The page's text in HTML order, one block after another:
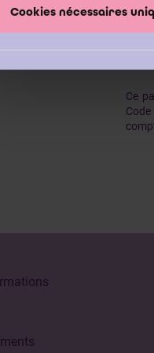
Cookies nécessaires
Ce